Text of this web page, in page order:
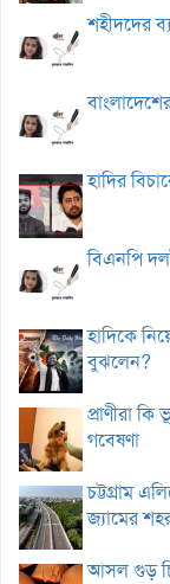
শহীদদের
হাদির
বিএনপি
হাদিকে
বুঝলেন?
প্রাণীরা
গবেষণা
চট্টগ্রাম
জ্যামের
আসল গুড়